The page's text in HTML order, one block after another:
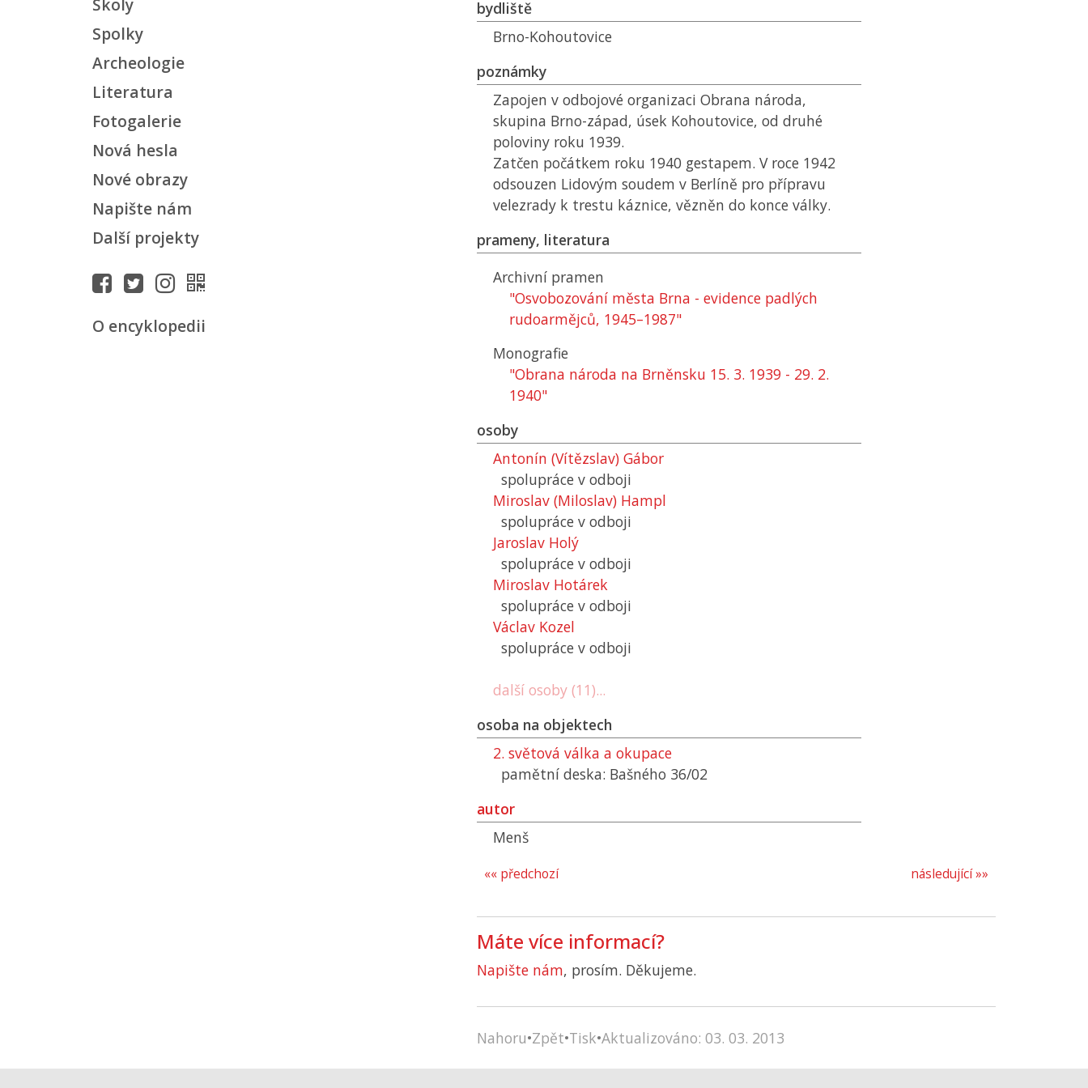
Školy
Spolky
Archeologie
Literatura
Fotogalerie
Nová hesla
Nové obrazy
Napište nám
Další projekty
O encyklopedii
bydliště
Brno-Kohoutovice
poznámky
Zapojen v odbojové organizaci Obrana národa,
skupina Brno-západ, úsek Kohoutovice, od druhé
poloviny roku 1939.
Zatčen počátkem roku 1940 gestapem. V roce 1942
odsouzen Lidovým soudem v Berlíně pro přípravu
velezrady k trestu káznice, vězněn do konce války.
prameny, literatura
Archivní pramen
"Osvobozování města Brna - evidence padlých
rudoarmějců, 1945–1987"
Monografie
"Obrana národa na Brněnsku 15. 3. 1939 - 29. 2.
1940"
osoby
Antonín (Vítězslav) Gábor
spolupráce v odboji
Miroslav (Miloslav) Hampl
spolupráce v odboji
Jaroslav Holý
spolupráce v odboji
Miroslav Hotárek
spolupráce v odboji
Václav Kozel
spolupráce v odboji
další osoby (11)...
osoba na objektech
2. světová válka a okupace
pamětní deska: Bašného 36/02
autor
Menš
následující »»
«« předchozí
Máte více informací?
Napište nám, prosím. Děkujeme.
Nahoru•Zpět•Tisk•Aktualizováno: 03. 03. 2013